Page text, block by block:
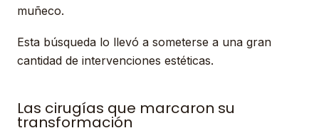
muñeco.
Esta búsqueda lo llevó a someterse a una gran
cantidad de intervenciones estéticas.
Las cirugías que marcaron su
transformación